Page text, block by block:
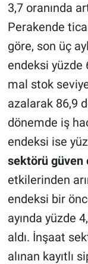
3,7 oranında
Perakende
göre, son üç
endeksi yüzde
mal stok
azalarak 86,9
dönemde iş
endeksi ise
sektörü güven
etkilerinden
endeksi bir
ayında yüzde
aldı. İnşaat
alınan kayıtlı